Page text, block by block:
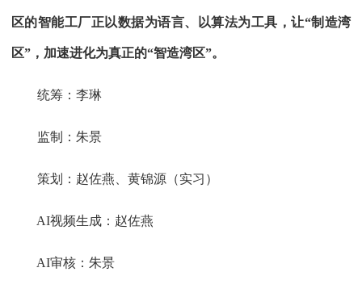
区的智能工厂正以数据为语言、以算法为工具，让“制造湾
区”，加速进化为真正的“智造湾区”。
统筹：李琳
监制：朱景
策划：赵佐燕、黄锦源（实习）
AI视频生成：赵佐燕
AI审核：朱景